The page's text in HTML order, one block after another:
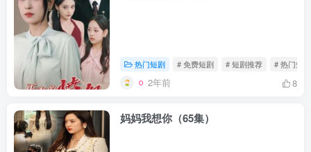
热门短剧 # 免费短剧 # 短剧推荐 # 热门短剧
2年前 8
妈妈我想你（65集）